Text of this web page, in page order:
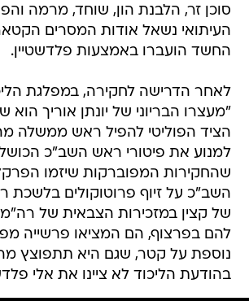
סוכן זר, הלבנת הון, שוחד, מרמה
העיתואי נשאל אודות המסרים
החשד הועברו באמצעות פלדשטיין.
לאחר הדרישה לחקירה, במפלגת
"מעצרו הבריוני של יונתן אוריך
הציד הפוליטי להפיל ראש ממשלה
למנוע את פיטורי ראש השב"כ
שהחקירות המפוברקות שיזמו
השב"כ על זיוף פרוטוקולים בלשכת
של קצין במזכירות הצבאית של
להם בפרצוף, הם המציאו פרשייה
נוספת על קטר, שגם היא תתפוצץ
בהודעת הליכוד לא ציינו את אלי